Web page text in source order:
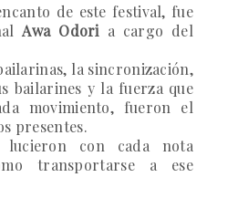
de este festival, fue
Awa Odori a cargo del
la sincronización,
bailarines y la fuerza que
movimiento, fueron el
presentes.
lucieron con cada nota
transportarse a ese